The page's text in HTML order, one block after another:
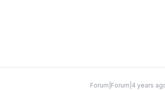
Forum|Forum|4 years